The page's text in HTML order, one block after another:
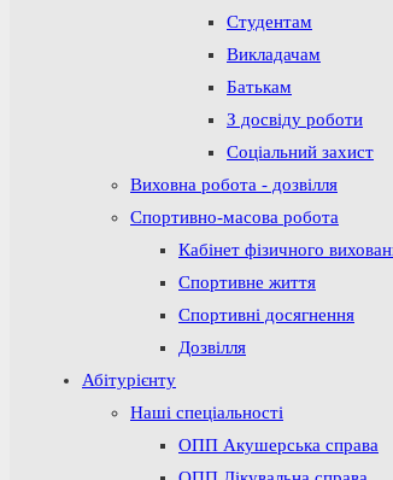
Студентам
Викладачам
Батькам
З досвіду роботи
Соціальний захист
Виховна робота - дозвілля
Спортивно-масова робота
Кабінет фізичного
Спортивне життя
Спортивні досягнення
Дозвілля
Абітурієнту
Наші спеціальності
ОПП Акушерська справа